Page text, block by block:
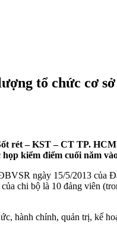
tổ chức cơ
rét – KST – CT TP.
kiểm điểm cuối năm
ngày 15/5/2013 của
chi bộ là 10 đảng viên
hành chính, quản trị, kế